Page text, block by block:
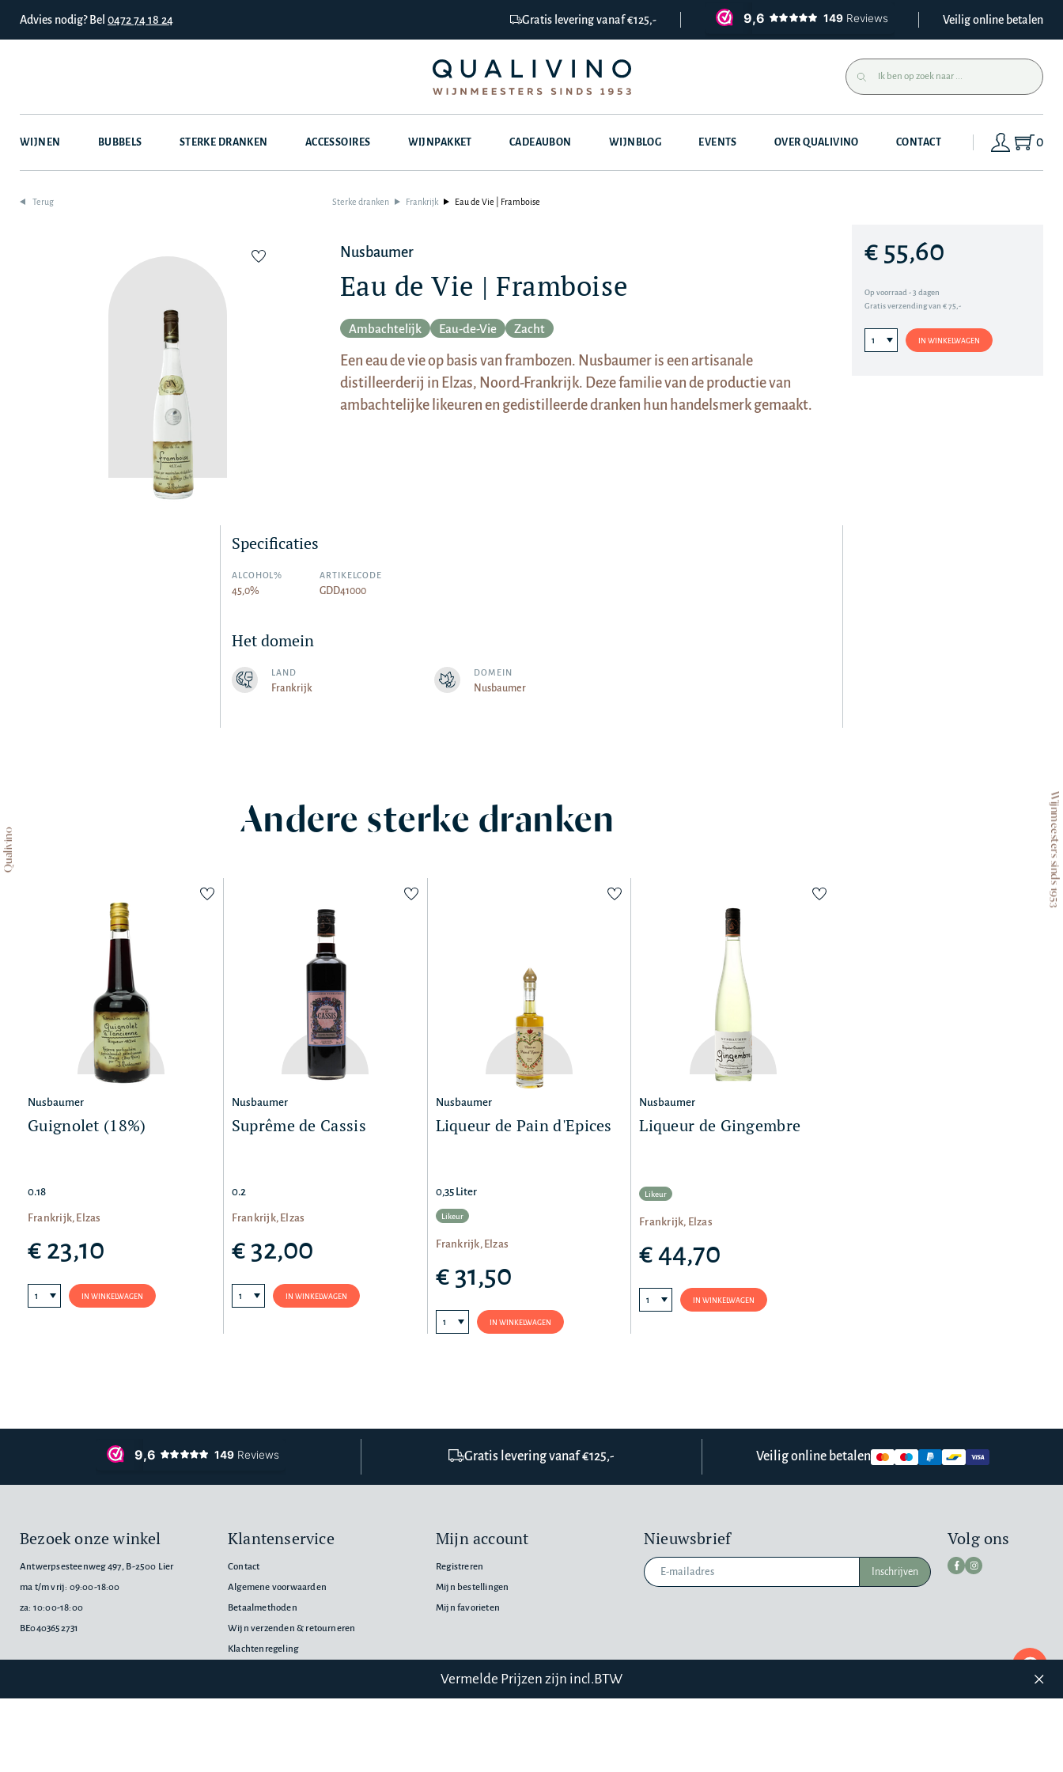
Advies nodig? Bel 0472 74 18 24 Gratis levering vanaf €125,- Veilig online betalen
WIJNEN BUBBELS STERKE DRANKEN ACCESSOIRES WIJNPAKKET CADEAUBON WIJNBLOG EVENTS OVER QUALIVINO CONTACT 0
Qualivino Wijnmeesters sinds 1953
Terug Sterke dranken Frankrijk Eau de Vie | Framboise
Nusbaumer
Eau de Vie | Framboise
Ambachtelijk Eau-de-Vie Zacht
Een eau de vie op basis van frambozen. Nusbaumer is een artisanale
distilleerderij in Elzas, Noord-Frankrijk. Deze familie van de productie van
ambachtelijke likeuren en gedistilleerde dranken hun handelsmerk gemaakt.
€ 55,60
Op voorraad - 3 dagen
Gratis verzending van € 75,-
IN WINKELWAGEN
Specificaties
ALCOHOL%
45,0%
ARTIKELCODE
GDD41000
Het domein
LAND
Frankrijk
DOMEIN
Nusbaumer
Andere sterke dranken
Nusbaumer
Guignolet (18%)
0.18
Frankrijk, Elzas
€ 23,10
IN WINKELWAGEN
Nusbaumer
Suprême de Cassis
0.2
Frankrijk, Elzas
€ 32,00
IN WINKELWAGEN
Nusbaumer
Liqueur de Pain d'Epices
0,35 Liter
Likeur
Frankrijk, Elzas
€ 31,50
IN WINKELWAGEN
Nusbaumer
Liqueur de Gingembre
Likeur
Frankrijk, Elzas
€ 44,70
IN WINKELWAGEN
Gratis levering vanaf €125,- Veilig online betalen
Bezoek onze winkel
Antwerpsesteenweg 497, B-2500 Lier
ma t/m vrij: 09:00-18:00
za: 10:00-18:00
BE0403652731
Klantenservice
Contact
Algemene voorwaarden
Betaalmethoden
Wijn verzenden & retourneren
Klachtenregeling
Mijn account
Registreren
Mijn bestellingen
Mijn favorieten
Nieuwsbrief
Inschrijven
Volg ons
Vermelde Prijzen zijn incl.BTW